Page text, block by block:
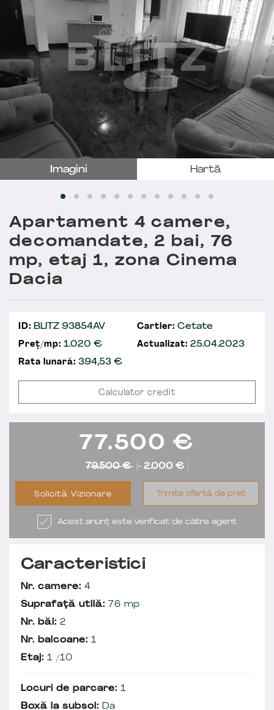
Imagini Hartă
Apartament 4 camere,
decomandate, 2 bai, 76
mp, etaj 1, zona Cinema
Dacia
ID: BLITZ 93854AV Cartier: Cetate
Preț/mp: 1.020 € Actualizat: 25.04.2023
Rata lunară: 394,53€
Calculator credit
77.500 €
79.500 € (- 2.000 € )
Solicită Vizionare Trimite ofertă de preț
Acest anunț este verificat de către agent
Caracteristici
Nr. camere: 4
Suprafață utilă: 76 mp
Nr. băi: 2
Nr. balcoane: 1
Etaj: 1 /10
Locuri de parcare: 1
Boxă la subsol: Da